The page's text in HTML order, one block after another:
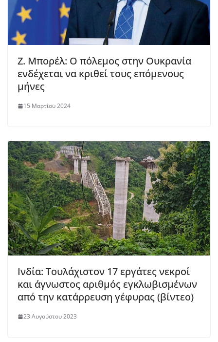
Ζ. Μπορέλ: Ο πόλεμος στην Ουκρανία
ενδέχεται να κριθεί τους επόμενους
μήνες
15 Μαρτίου 2024
Ινδία: Τουλάχιστον 17 εργάτες νεκροί
και άγνωστος αριθμός εγκλωβισμένων
από την κατάρρευση γέφυρας (βίντεο)
23 Αυγούστου 2023